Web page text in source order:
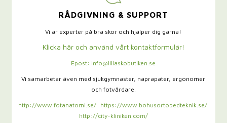
RÅDGIVNING & SUPPORT
Vi är experter på bra skor och hjälper dig gärna!
Klicka här och använd vårt kontaktformulär!
Epost: info@lillaskobutiken.se
Vi samarbetar även med sjukgymnaster, naprapater, ergonomer
och fotvårdare.
http://www.fotanatomi.se/
https://www.bohusortopedteknik.se/
http://city-kliniken.com/